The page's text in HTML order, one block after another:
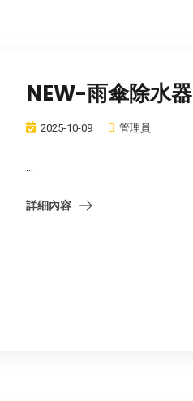
NEW-雨傘除水器
2025-10-09 管理員
...
詳細內容